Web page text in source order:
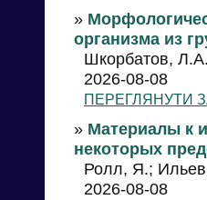
»
организма из
Шкорбатов, Л.А.
2026-08-08
ПЕРЕГЛЯНУТИ
» Материалы к
некоторых
Ролл, Я.;
2026-08-08